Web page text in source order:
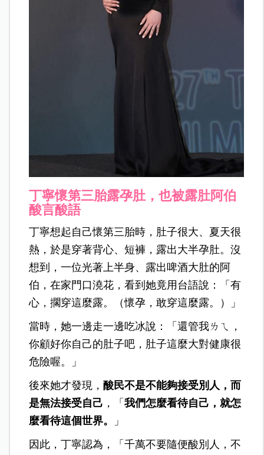
丁寧懷第三胎露孕肚，也被露肚阿伯
酸言酸語
丁寧想起自己懷第三胎時，肚子很大、夏天很
熱，於是穿著背心、短褲，露出大半孕肚。沒
想到，一位光著上半身、露出啤酒大肚的阿
伯，在家門口澆花，看到她竟用台語說：「有
心，擱穿這麼露。（懷孕，敢穿這麼露。）」
當時，她一邊走一邊吃冰說：「還管我ㄌㄟ，
你顧好你自己的肚子吧，肚子這麼大對健康很
危險喔。」
後來她才發現，酸民不是不能夠接受別人，而
是無法接受自己 ，「我們怎麼看待自己，就怎
麼看待這個世界。
」
因此，丁寧認為，「千萬不要隨便酸別人，不